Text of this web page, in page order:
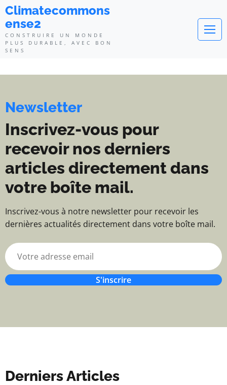
Climatecommonsense2 -
Climatecommons
ense2
CONSTRUIRE UN MONDE
PLUS DURABLE, AVEC BON
SENS
Newsletter
Inscrivez-vous pour
recevoir nos derniers
articles directement dans
votre boîte mail.
Inscrivez-vous à notre newsletter pour recevoir les
dernières actualités directement dans votre boîte mail.
S'inscrire
Derniers Articles